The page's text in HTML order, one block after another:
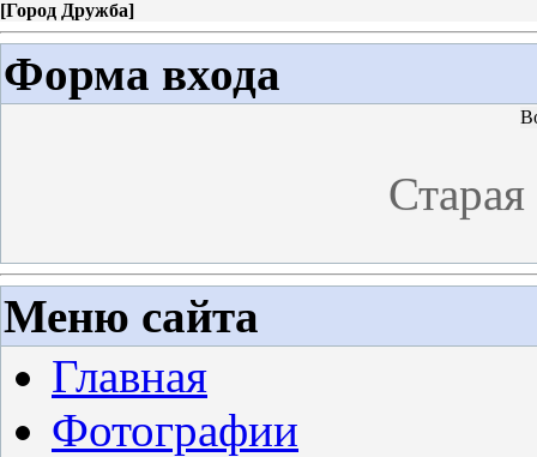
[Город Дружба]
Форма входа
Меню сайта
Главная
Фотографии